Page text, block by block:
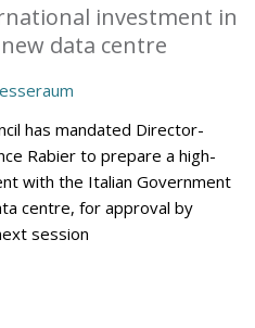
investment in
new data centre
has mandated Director-
Rabier to prepare a high-
with the Italian Government
centre, for approval by
session